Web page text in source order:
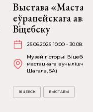
Выстава «Мастакі
еўрапейскага
Віцебску
25.06.2026 10:00 -
Музей гісторыі
мастацкага вучылішча
Шагала, 5А)
ВІЦЕБСК ВЫСТАВЫ